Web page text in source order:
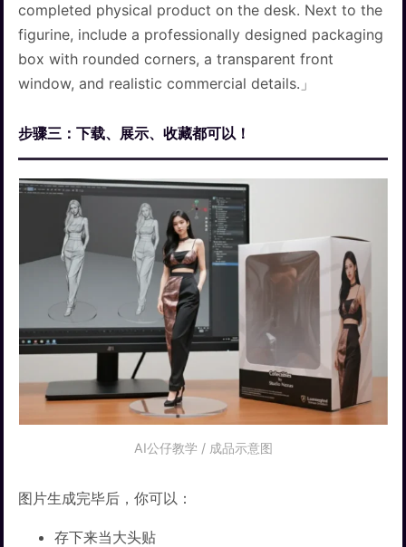
completed physical product on the desk. Next to the
figurine, include a professionally designed packaging
box with rounded corners, a transparent front
window, and realistic commercial details.」
步骤三：下载、展示、收藏都可以！
AI公仔教学 / 成品示意图
图片生成完毕后，你可以：
存下来当大头贴